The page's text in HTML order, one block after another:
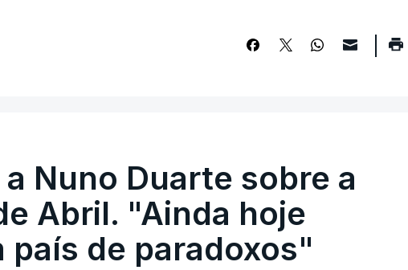
Nuno Duarte sobre a
Abril. "Ainda hoje
país de paradoxos"